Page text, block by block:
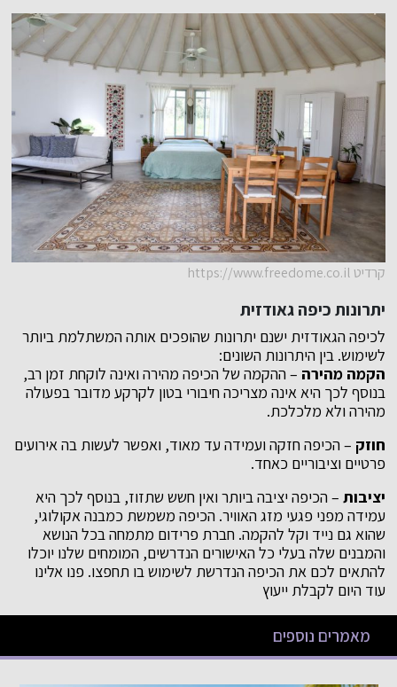
קרדיט https://www.freedome.co.il
יתרונות כיפה גאודזית
לכיפה הגאודזית ישנם יתרונות שהופכים אותה המשתלמת ביותר
לשימוש. בין היתרונות השונים:
הקמה מהירה – ההקמה של הכיפה מהירה ואינה לוקחת זמן רב,
בנוסף לכך היא אינה מצריכה חיבורי בטון לקרקע מדובר בפעולה
מהירה ולא מלכלכת.
חוזק – הכיפה חזקה ועמידה עד מאוד, ואפשר לעשות בה אירועים
פרטיים וציבוריים כאחד.
יציבות– הכיפה יציבה ביותר ואין חשש שתזוז, בנוסף לכך היא
עמידה מפני פגעי מזג האוויר. הכיפה משמשת כמבנה אקולוגי,
שהוא גם נייד וקל להקמה. חברת פרידום מתמחה בכל הנושא
והמבנים שלה בעלי כל האישורים הנדרשים, המומחים שלנו יוכלו
להתאים לכם את הכיפה הנדרשת לשימוש בו תחפצו. פנו אלינו
עוד היום לקבלת ייעוץ
מאמרים נוספים